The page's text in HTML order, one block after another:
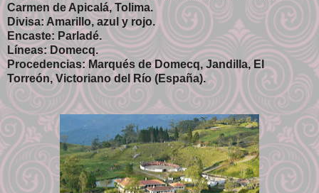
Carmen de Apicalá, Tolima.
Divisa: Amarillo, azul y rojo.
Encaste: Parladé.
Líneas: Domecq.
Procedencias: Marqués de Domecq, Jandilla, El
Torreón, Victoriano del Río (España).